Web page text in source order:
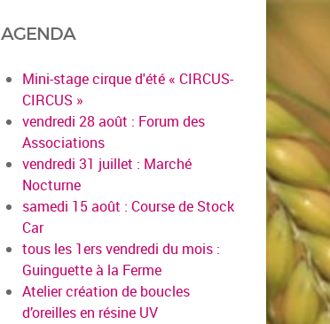
AGENDA
Mini-stage cirque d'été « CIRCUS-
CIRCUS »
vendredi 28 août : Forum des
Associations
vendredi 31 juillet : Marché
Nocturne
samedi 15 août : Course de Stock
Car
tous les 1ers vendredi du mois :
Guinguette à la Ferme
Atelier création de boucles
d’oreilles en résine UV